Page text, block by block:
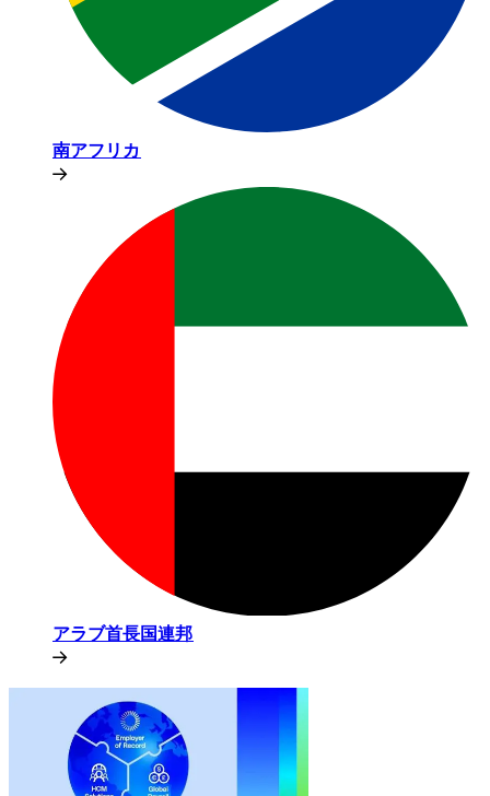
南アフリカ​​
アラブ首長国連邦​​